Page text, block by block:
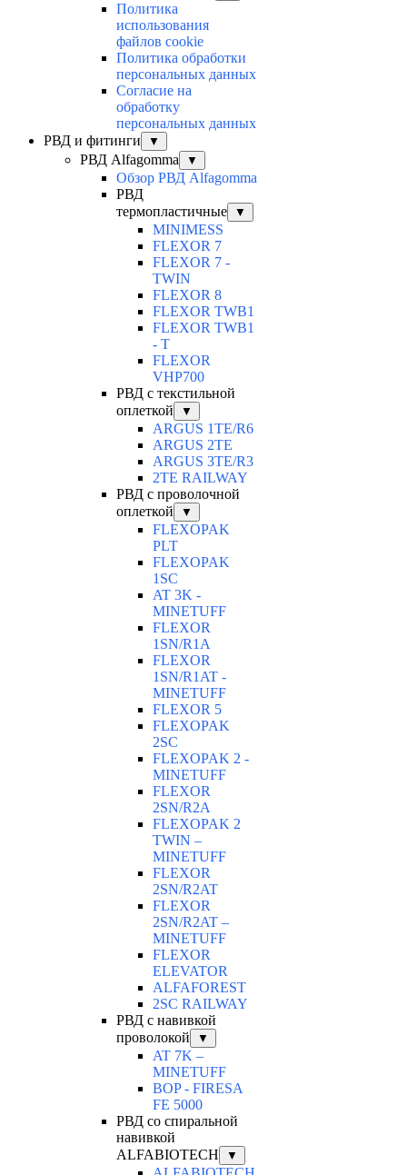
Политика
использования
файлов cookie
Политика обработки
персональных данных
Согласие на
обработку
персональных данных
РВД и фитинги
▼
РВД Alfagomma ▼
Обзор РВД Alfagomma
РВД
термопластичные
▼
MINIMESS
FLEXOR 7
FLEXOR 7 -
TWIN
FLEXOR 8
FLEXOR TWB1
FLEXOR TWB1
- T
FLEXOR
VHP700
РВД с текстильной
оплеткой
▼
ARGUS 1TE/R6
ARGUS 2TЕ
ARGUS 3TE/R3
2TE RAILWAY
РВД с проволочной
оплеткой
▼
FLEXOPAK
PLT
FLEXOPAK
1SС
AT 3K -
MINETUFF
FLEXOR
1SN/R1A
FLEXOR
1SN/R1AT -
MINETUFF
FLEXOR 5
FLEXOPAK
2SС
FLEXOPAK 2 -
MINETUFF
FLEXOR
2SN/R2A
FLEXOPAK 2
TWIN –
MINETUFF
FLEXOR
2SN/R2AT
FLEXOR
2SN/R2AT –
MINETUFF
FLEXOR
ELEVATOR
ALFAFOREST
2SC RAILWAY
РВД с навивкой
проволокой
▼
AT 7K –
MINETUFF
BOP - FIRESA
FE 5000
РВД со спиральной
навивкой
ALFABIOTECH
▼